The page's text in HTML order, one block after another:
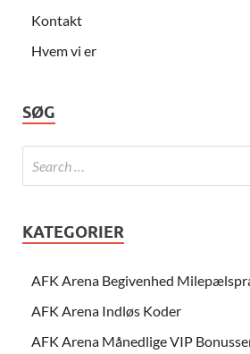
Kontakt
Hvem vi er
SØG
KATEGORIER
AFK Arena Begivenhed
AFK Arena Indløs Koder
AFK Arena Månedlige VIP